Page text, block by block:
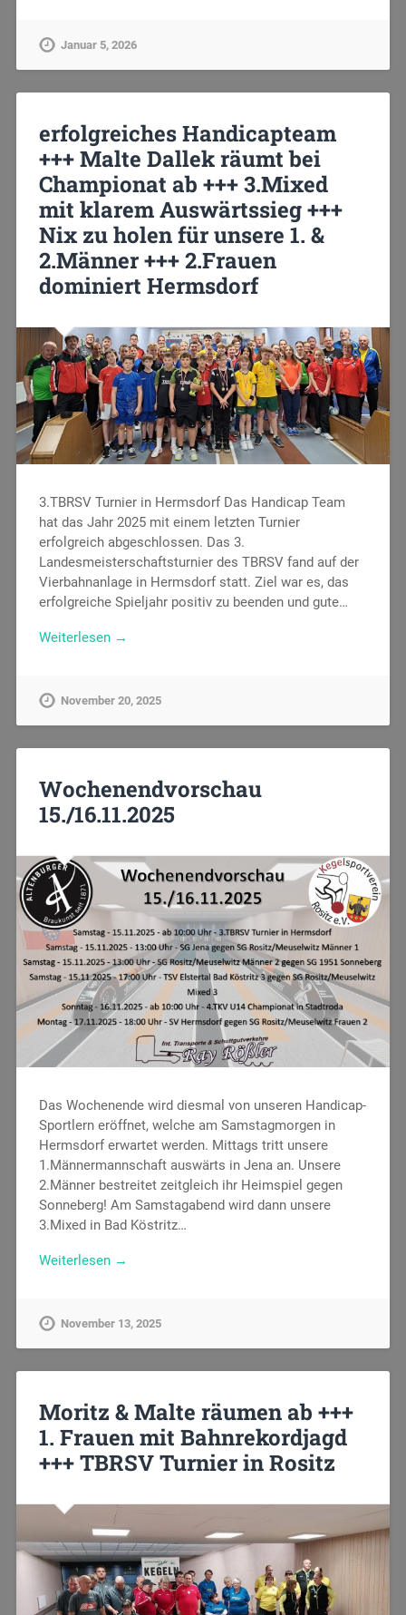
Januar 5, 2026
erfolgreiches Handicapteam
+++ Malte Dallek räumt bei
Championat ab +++ 3.Mixed
mit klarem Auswärtssieg +++
Nix zu holen für unsere 1. &
2.Männer +++ 2.Frauen
dominiert Hermsdorf
3.TBRSV Turnier in Hermsdorf Das Handicap Team
hat das Jahr 2025 mit einem letzten Turnier
erfolgreich abgeschlossen. Das 3.
Landesmeisterschaftsturnier des TBRSV fand auf der
Vierbahnanlage in Hermsdorf statt. Ziel war es, das
erfolgreiche Spieljahr positiv zu beenden und gute…
Weiterlesen →
November 20, 2025
Wochenendvorschau
15./16.11.2025
Das Wochenende wird diesmal von unseren Handicap-
Sportlern eröffnet, welche am Samstagmorgen in
Hermsdorf erwartet werden. Mittags tritt unsere
1.Männermannschaft auswärts in Jena an. Unsere
2.Männer bestreitet zeitgleich ihr Heimspiel gegen
Sonneberg! Am Samstagabend wird dann unsere
3.Mixed in Bad Köstritz…
Weiterlesen →
November 13, 2025
Moritz & Malte räumen ab +++
1. Frauen mit Bahnrekordjagd
+++ TBRSV Turnier in Rositz